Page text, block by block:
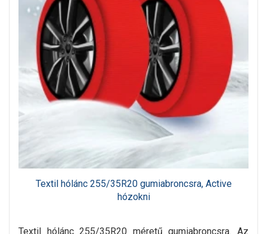
Textil hólánc 255/35R20 gumiabroncsra, Active
hózokni
Textil hólánc 255/35R20 méretű gumiabroncsra. Az